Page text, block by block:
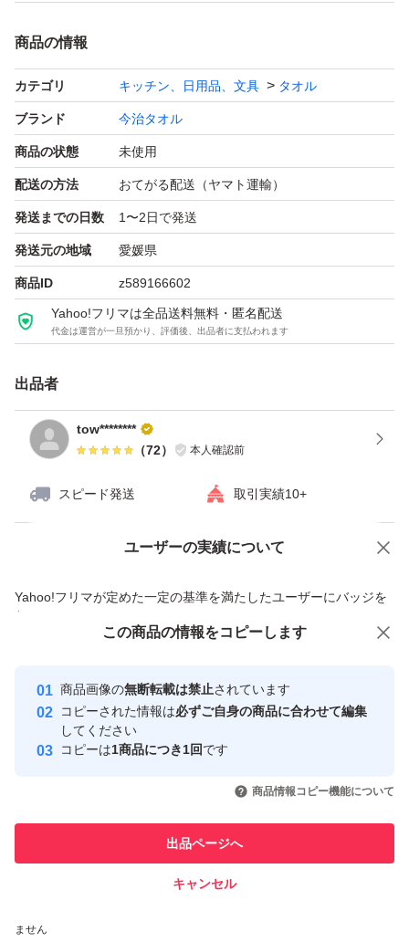
カラーバリエーションは全７色で、
他の色は商品説明欄下のハッシュタグ
#パヴェ今治タオル
からご確認いただけます。
【 特徴 】
パイルを出し入れして、碁盤の目状に凹凸をつける事で、
拭きごたえを備えると共に、
撚り回数の少ない柔らかい糸でやさしい肌ざわりに織り上
げてます。 (写真5・8枚目)
糊抜き加工済みですので、すぐお使いいただけます。
またブランド合格品ですので吸水性は最高です。 (試験結
果１秒・・・５秒以下でブランド認定)
けます。 (写真7・8枚目)
この品は厚手でモコモコした品ではなく、
日常使いに適したボリュームで、
バランスのとれたタオルを普段使いしてもらいたいとい
う、
製造者の思いが感じられるタオルとなっております。
力強い紺色のベースの糸とで立体的な感じとなり、
カラータオルとは違った雰囲気を醸し出しております。
商品の情報
カテゴリ キッチン、日用品、文具 タオル
ブランド 今治タオル
商品の状態 未使用
配送の方法 おてがる配送（ヤマト運輸）
発送までの日数 1〜2日で発送
発送元の地域 愛媛県
商品ID z589166602
Yahoo!フリマは全品送料無料・匿名配送
代金は運営が一旦預かり、評価後、出品者に支払われます
出品者
tow********
（72） 本人確認前
スピード発送 取引実績10+
ユーザーの実績について
Yahoo!フリマが定めた一定の基準を満たしたユーザーにバッジを
付与しています
安心取引出品者
心・安全なユーザーです
取引実績
引を完了させた実績があります
での取引実績があります
ません
価格の相談 商品への質問
この商品の情報をコピーします
商品画像の無断転載は禁止されています
コピーされた情報は必ずご自身の商品に合わせて編集
してください
コピーは1商品につき1回です
商品情報コピー機能について
出品ページへ
キャンセル
この商品をみている人にオススメ